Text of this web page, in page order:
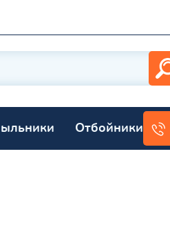
Отбойники